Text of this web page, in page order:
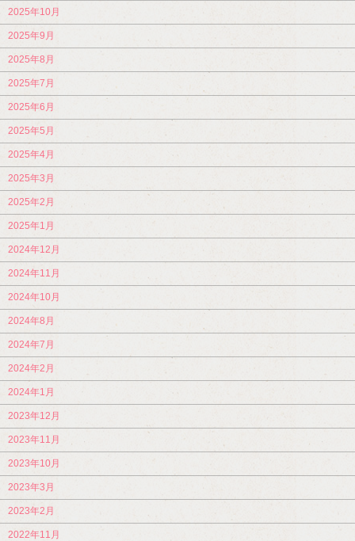
2025年10月
2025年9月
2025年8月
2025年7月
2025年6月
2025年5月
2025年4月
2025年3月
2025年2月
2025年1月
2024年12月
2024年11月
2024年10月
2024年8月
2024年7月
2024年2月
2024年1月
2023年12月
2023年11月
2023年10月
2023年3月
2023年2月
2022年11月